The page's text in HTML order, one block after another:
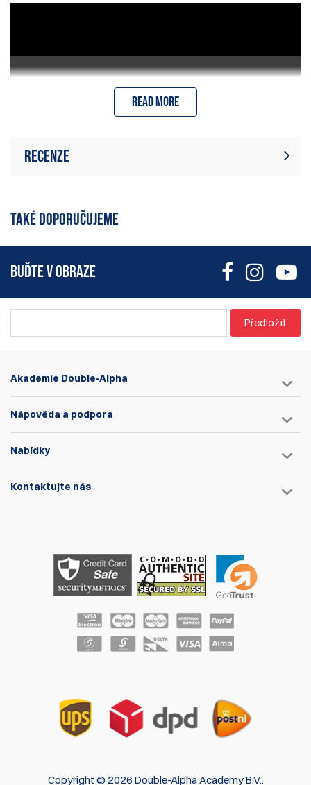
Read more
Recenze
produktu. Buďte první, kdo napíše
recenzi
TAKÉ DOPORUČUJEME
BUĎTE V OBRAZE
Předložit
Akademie Double-Alpha
Nápověda a podpora
Nabídky
Kontaktujte nás
Copyright © 2026 Double-Alpha Academy B.V..